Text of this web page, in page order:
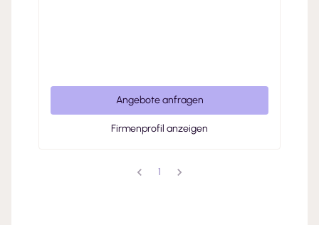
Angebote anfragen
Firmenprofil anzeigen
1